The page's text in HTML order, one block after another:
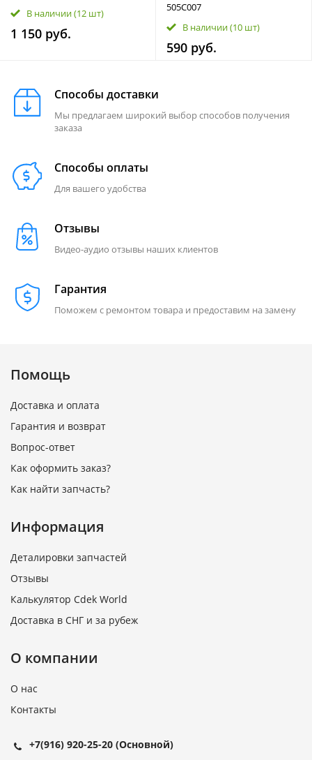
В наличии(12 шт)
1 150 руб.
505C007
В наличии(10 шт)
590 руб.
Способы доставки
Мы предлагаем широкий выбор способов получения
заказа
Способы оплаты
Для вашего удобства
Отзывы
Видео-аудио отзывы наших клиентов
Гарантия
Поможем с ремонтом товара и предоставим на замену
Помощь
Доставка и оплата
Гарантия и возврат
Вопрос-ответ
Как оформить заказ?
Как найти запчасть?
Информация
Деталировки запчастей
Отзывы
Калькулятор Cdek World
Доставка в СНГ и за рубеж
О компании
О нас
Контакты
+7(916) 920-25-20 (Основной)